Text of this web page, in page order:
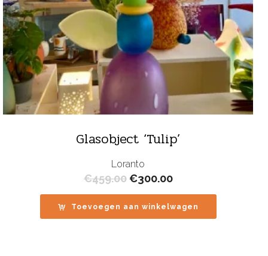
Glasobject ‘Tulip’
Loranto
€459.00 Oorspronkelijke
was:
€300.00Huidige
is:
€300.00.
Toevoegen aan winkelwagen